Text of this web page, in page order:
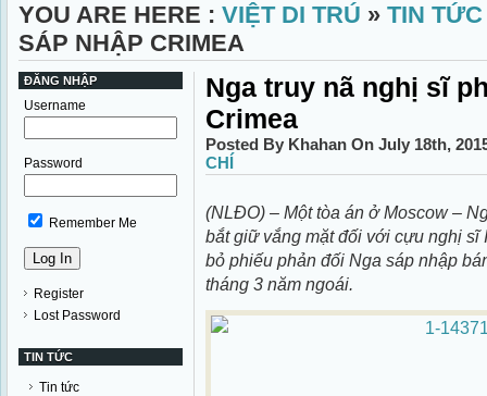
YOU ARE HERE : VIỆT DI TRÚ » TIN
SÁP NHẬP CRIMEA
ĐĂNG NHẬP
Username
Password
Remember Me
Register
Lost Password
TIN TỨC
Tin tức
Nga truy nã nghị sĩ
Crimea
Posted By Khahan On July 18th,
CHÍ
(NLĐO) – Một tòa án ở Moscow –
bắt giữ vắng mặt đối với cựu nghị
bỏ phiếu phản đối Nga sáp nhập
tháng 3 năm ngoái.